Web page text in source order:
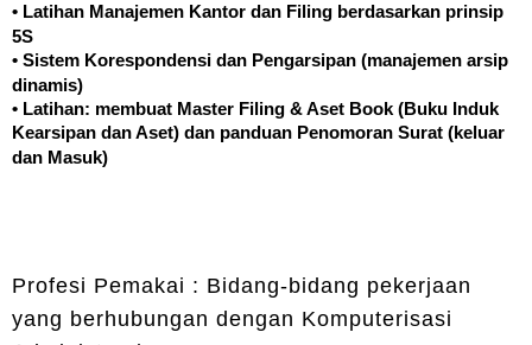
• Latihan Manajemen Kantor dan Filing berdasarkan prinsip
5S
• Sistem Korespondensi dan Pengarsipan (manajemen arsip
dinamis)
• Latihan: membuat Master Filing & Aset Book (Buku Induk
Kearsipan dan Aset) dan panduan Penomoran Surat (keluar
dan Masuk)
Profesi Pemakai : Bidang-bidang pekerjaan
yang berhubungan dengan Komputerisasi